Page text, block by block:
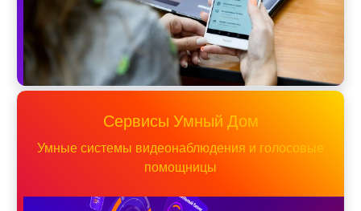
Сервисы Умный Дом
Умные системы видеонаблюдения и голосовые
помощницы